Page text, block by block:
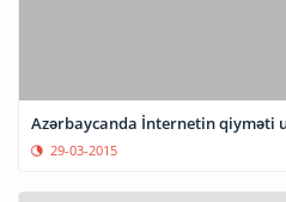
Azərbaycanda İnternetin qiyməti
29-03-2015